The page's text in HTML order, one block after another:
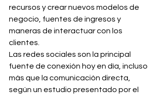
recursos y crear nuevos modelos de
negocio, fuentes de ingresos y
maneras de interactuar con los
clientes.
Las redes sociales son la principal
fuente de conexión hoy en día, incluso
más que la comunicación directa,
según un estudio presentado por el